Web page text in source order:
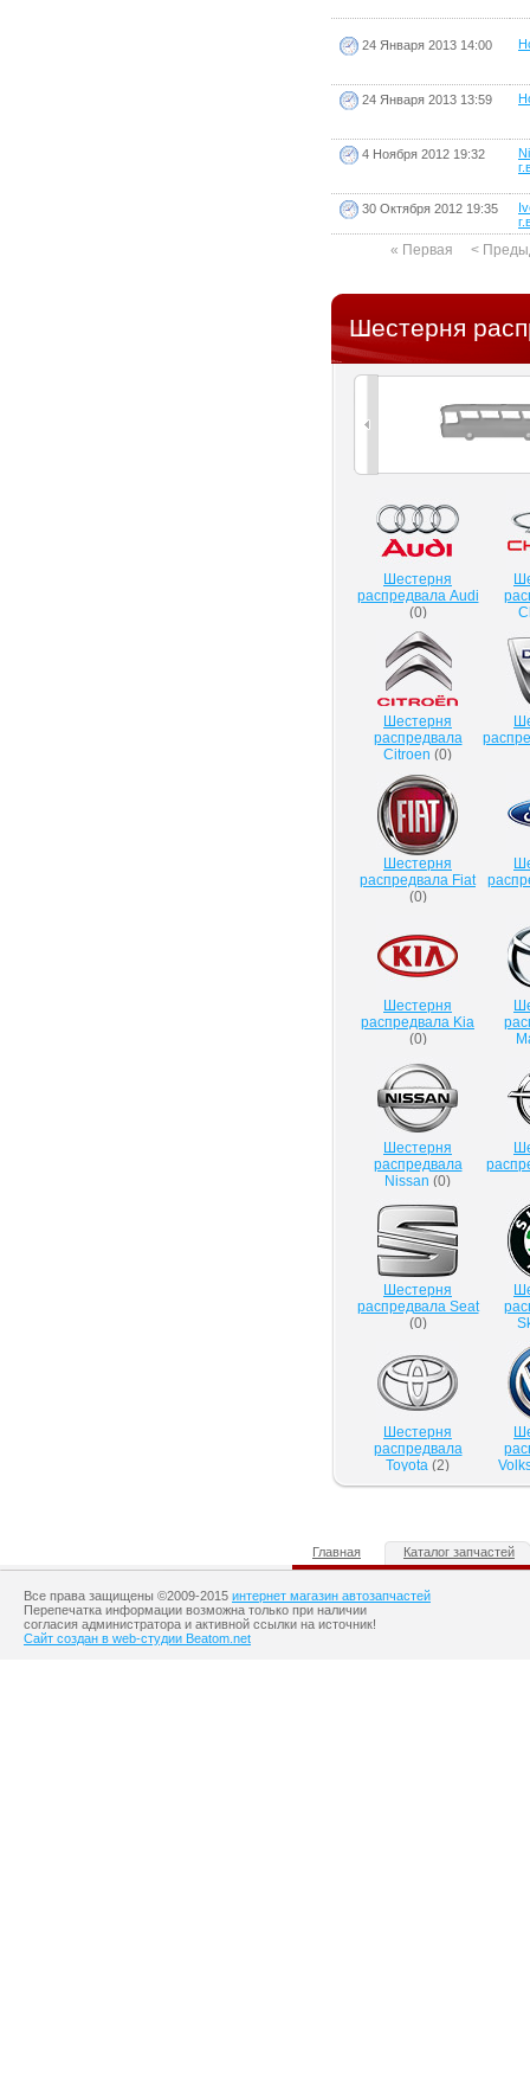
24 Января 2013 14:00
24 Января 2013 13:59
4 Ноября 2012 19:32
30 Октября 2012 19:35
« Первая <
Шестерня
Шестерня
распредвала Audi
(0)
Шестерня
распредвала
Citroen (0)
Шестерня
распредвала Fiat
(0)
Шестерня
распредвала Kia
(0)
Шестерня
распредвала
Nissan (0)
Шестерня
распредвала Seat
(0)
Шестерня
распредвала
Toyota (2)
Главная Каталог запчастей
Все права защищены ©2009-2015 интернет магазин автозапчастей
Перепечатка информации возможна только при наличии
согласия администратора и активной ссылки на источник!
Сайт создан в web-студии Beatom.net